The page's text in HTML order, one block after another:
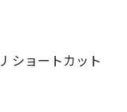
ショートカット